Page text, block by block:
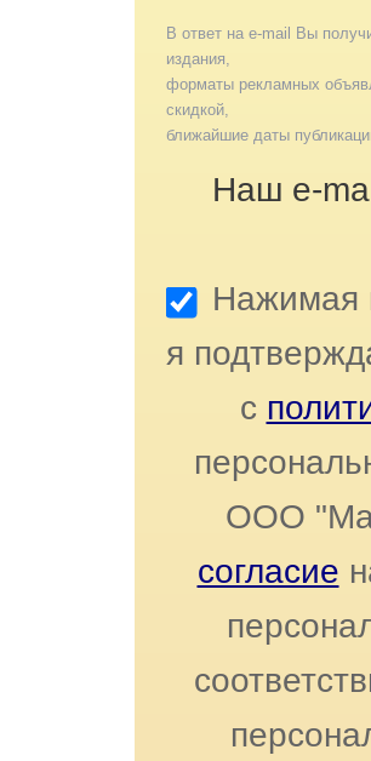
В ответ на e-mail Вы
издания,
форматы рекламных
скидкой,
ближайшие даты
Наш e-
Нажимая
я
с
ООО
согласие